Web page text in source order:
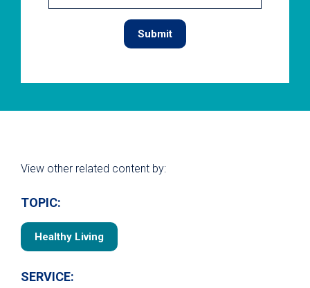
View other related content by:
TOPIC:
Healthy Living
SERVICE: